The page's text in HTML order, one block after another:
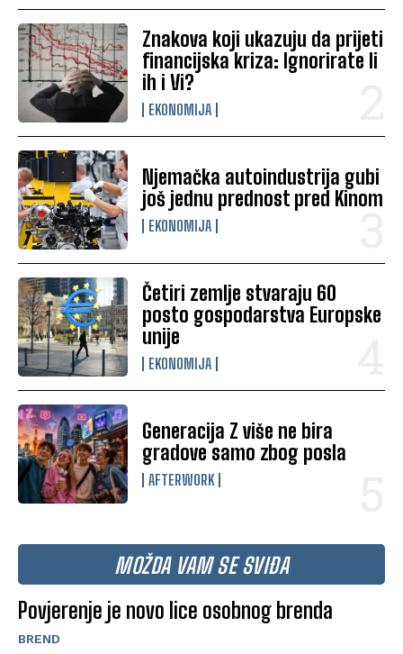
Znakova koji ukazuju da prijeti
financijska kriza: Ignorirate li
ih i Vi?
EKONOMIJA
Njemačka autoindustrija gubi
još jednu prednost pred Kinom
EKONOMIJA
Četiri zemlje stvaraju 60
posto gospodarstva Europske
unije
EKONOMIJA
Generacija Z više ne bira
gradove samo zbog posla
AFTERWORK
MOŽDA VAM SE SVIĐA
Povjerenje je novo lice osobnog brenda
BREND